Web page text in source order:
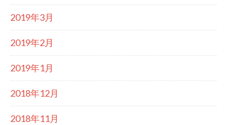
2019年3月
2019年2月
2019年1月
2018年12月
2018年11月